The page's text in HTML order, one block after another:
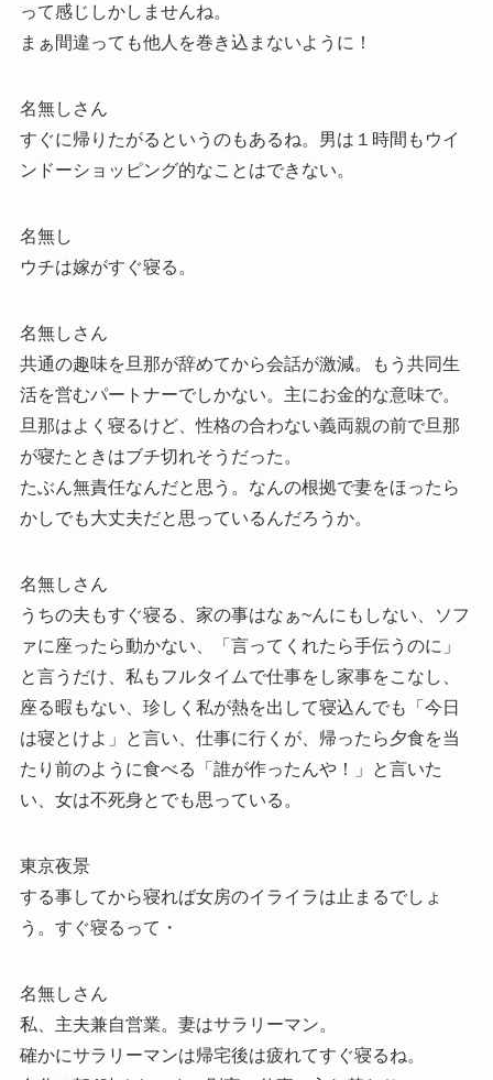
って感じしかしませんね。
まぁ間違っても他人を巻き込まないように！
名無しさん
すぐに帰りたがるというのもあるね。男は１時間もウイ
ンドーショッピング的なことはできない。
名無し
ウチは嫁がすぐ寝る。
名無しさん
共通の趣味を旦那が辞めてから会話が激減。もう共同生
活を営むパートナーでしかない。主にお金的な意味で。
旦那はよく寝るけど、性格の合わない義両親の前で旦那
が寝たときはブチ切れそうだった。
たぶん無責任なんだと思う。なんの根拠で妻をほったら
かしでも大丈夫だと思っているんだろうか。
名無しさん
うちの夫もすぐ寝る、家の事はなぁ~んにもしない、ソフ
ァに座ったら動かない、「言ってくれたら手伝うのに」
と言うだけ、私もフルタイムで仕事をし家事をこなし、
座る暇もない、珍しく私が熱を出して寝込んでも「今日
は寝とけよ」と言い、仕事に行くが、帰ったら夕食を当
たり前のように食べる「誰が作ったんや！」と言いた
い、女は不死身とでも思っている。
東京夜景
する事してから寝れば女房のイライラは止まるでしょ
う。すぐ寝るって・
名無しさん
私、主夫兼自営業。妻はサラリーマン。
確かにサラリーマンは帰宅後は疲れてすぐ寝るね。